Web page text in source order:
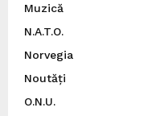
Muzică
N.A.T.O.
Norvegia
Noutăți
O.N.U.